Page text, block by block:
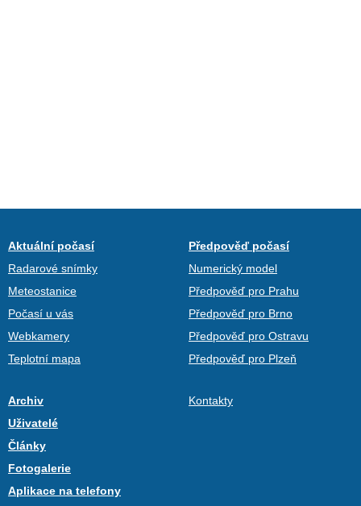
Aktuální počasí
Radarové snímky
Meteostanice
Počasí u vás
Webkamery
Teplotní mapa
Předpověď počasí
Numerický model
Předpověď pro Prahu
Předpověď pro Brno
Předpověď pro Ostravu
Předpověď pro Plzeň
Archiv
Uživatelé
Články
Fotogalerie
Aplikace na telefony
Kontakty